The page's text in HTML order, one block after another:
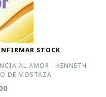
STOCK
AL AMOR - KENNETH
DE MOSTAZA